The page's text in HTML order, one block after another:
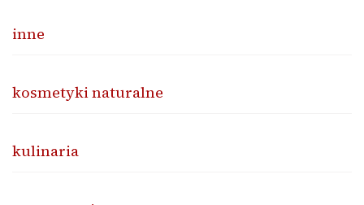
inne
kosmetyki naturalne
kulinaria